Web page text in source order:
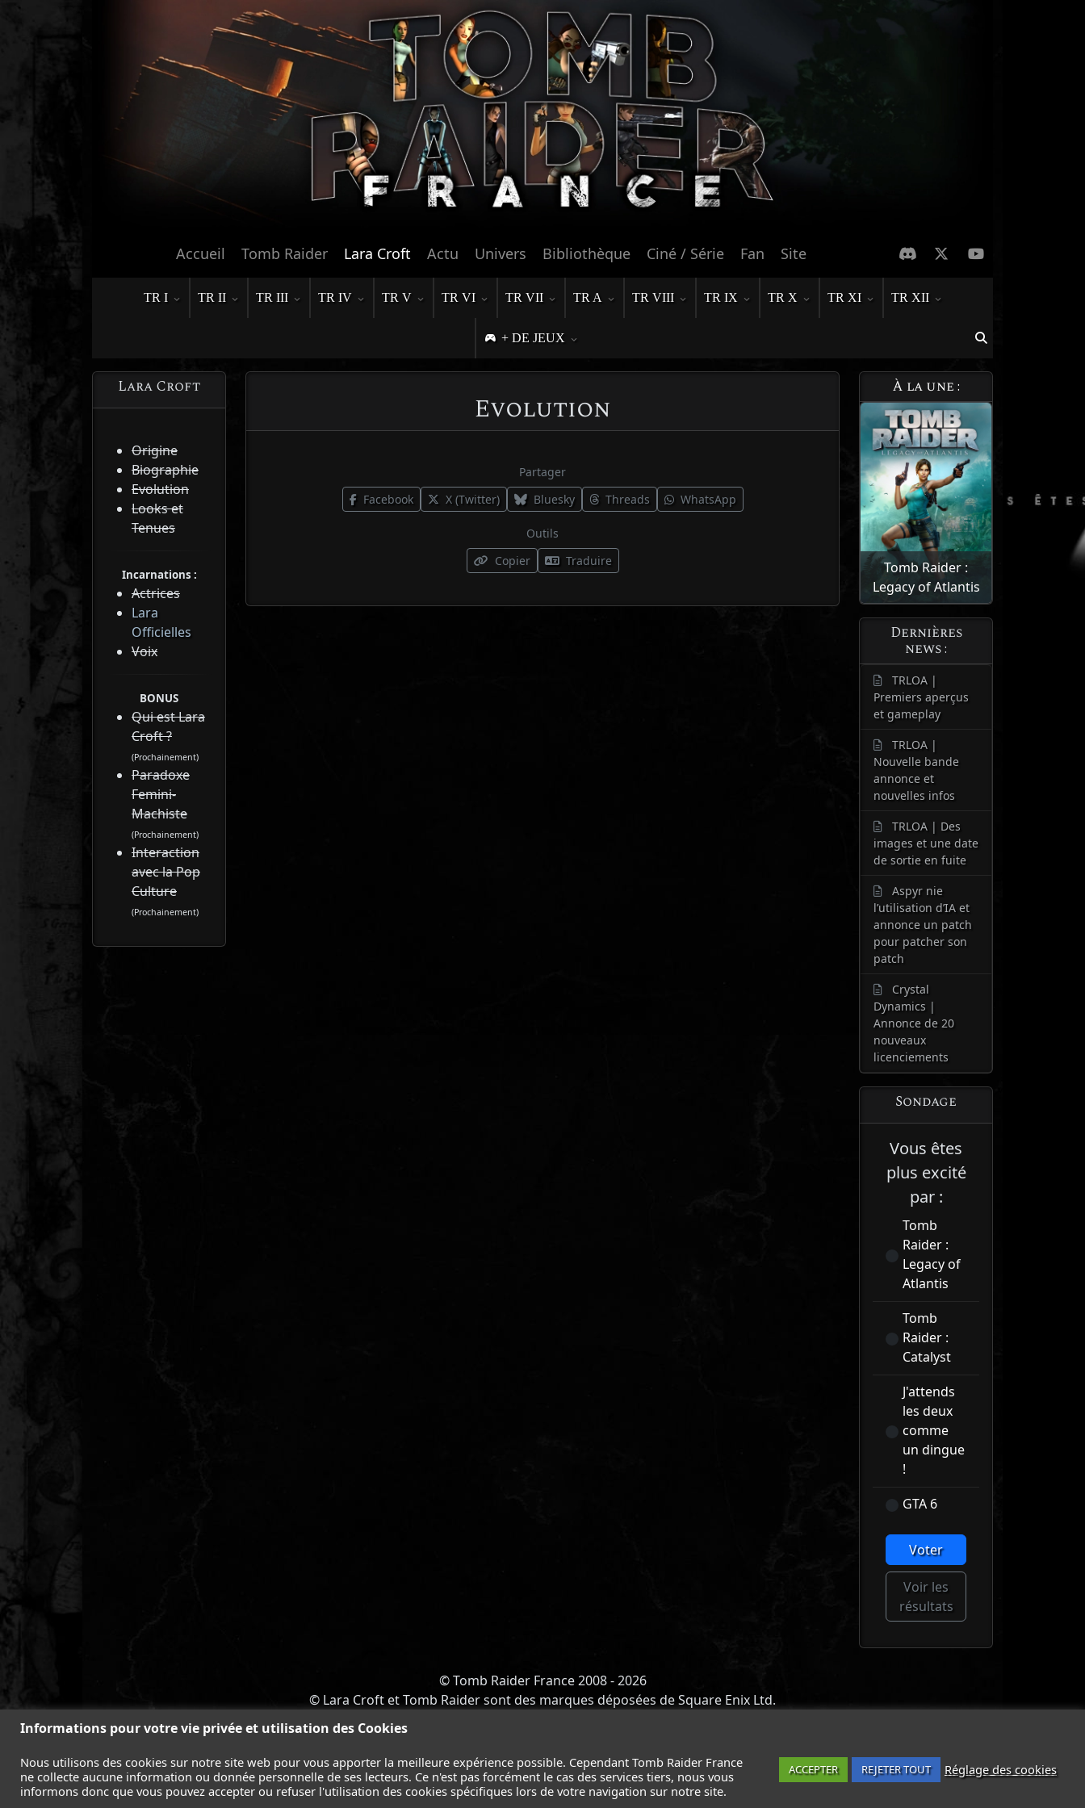
Accueil Tomb Raider Lara Croft Actu Univers Bibliothèque Ciné / Série Fan Site
TR I TR II TR III TR IV TR V TR VI TR VII TR A TR VIII TR IX TR X TR XI TR XII
+ DE JEUX
Lara Croft
Origine
Biographie
Evolution
Looks et
Tenues
Incarnations :
Actrices
Lara
Officielles
Voix
BONUS
Qui est Lara
Croft ?
(Prochainement)
Paradoxe
Femini-
Machiste
(Prochainement)
Interaction
avec la Pop
Culture
(Prochainement)
Evolution
Partager
Facebook
X (Twitter) Bluesky Threads WhatsApp
Outils
Copier
Traduire
À la une :
Tomb Raider :
Legacy of Atlantis
Dernières
news :
TRLOA |
Premiers aperçus
et gameplay
TRLOA |
Nouvelle bande
annonce et
nouvelles infos
TRLOA | Des
images et une date
de sortie en fuite
Aspyr nie
l’utilisation d’IA et
annonce un patch
pour patcher son
patch
Crystal
Dynamics |
Annonce de 20
nouveaux
licenciements
Sondage
Vous êtes
plus excité
par :
Tomb
Raider :
Legacy of
Atlantis
Tomb
Raider :
Catalyst
J'attends
les deux
comme
un dingue
!
GTA 6
Voter
Voir les
résultats
Informations pour votre vie privée et utilisation des Cookies
Nous utilisons des cookies sur notre site web pour vous apporter la meilleure expérience possible. Cependant Tomb Raider France
ne collecte aucune information ou donnée personnelle de ses lecteurs. Ce n'est pas forcément le cas des services tiers, nous vous
informons donc que vous pouvez accepter ou refuser l'utilisation des cookies spécifiques lors de votre navigation sur notre site.
ACCEPTER REJETER TOUT Réglage des cookies
© Tomb Raider France 2008 - 2026
© Lara Croft et Tomb Raider sont des marques déposées de Square Enix Ltd.
ACCUEIL
TOMB RAIDER - LEGACY OF ATLANTIS